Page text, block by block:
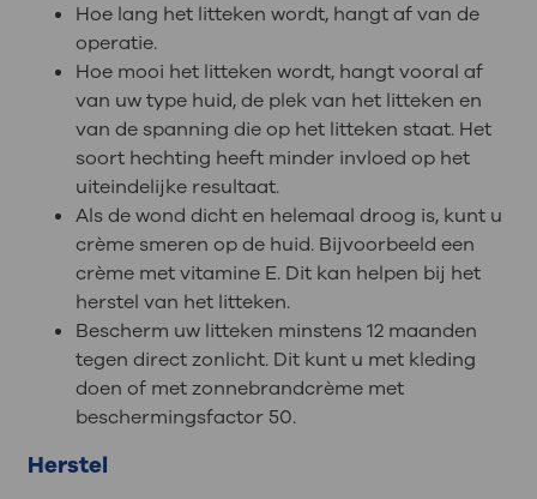
Hoe lang het litteken wordt, hangt af van de
operatie.
Hoe mooi het litteken wordt, hangt vooral af
van uw type huid, de plek van het litteken en
van de spanning die op het litteken staat. Het
soort hechting heeft minder invloed op het
uiteindelijke resultaat.
Als de wond dicht en helemaal droog is, kunt u
crème smeren op de huid. Bijvoorbeeld een
crème met vitamine E. Dit kan helpen bij het
herstel van het litteken.
Bescherm uw litteken minstens 12 maanden
tegen direct zonlicht. Dit kunt u met kleding
doen of met zonnebrandcrème met
beschermingsfactor 50.
Herstel